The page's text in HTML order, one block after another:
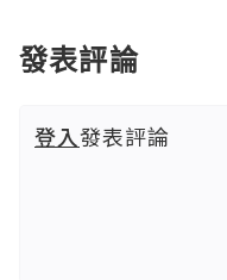
發表評論
登入發表評論